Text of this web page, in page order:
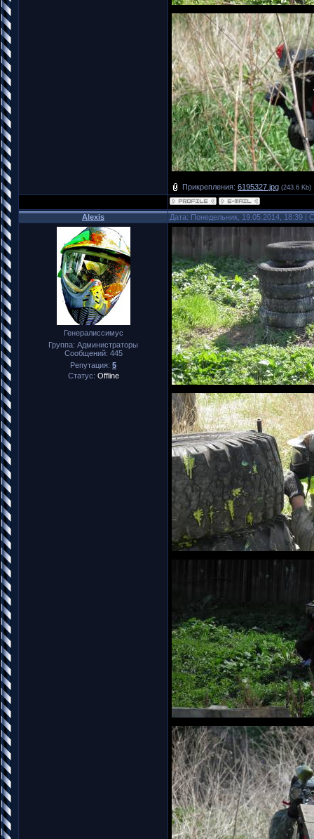
Прикрепления: 6195327.jpg (243.6 Kb)
Alexis Дата: Понедельник, 19.05.2014, 18:39 |
Генералиссимус
Группа: Администраторы
Сообщений: 445
Репутация: 5
Статус: Offline